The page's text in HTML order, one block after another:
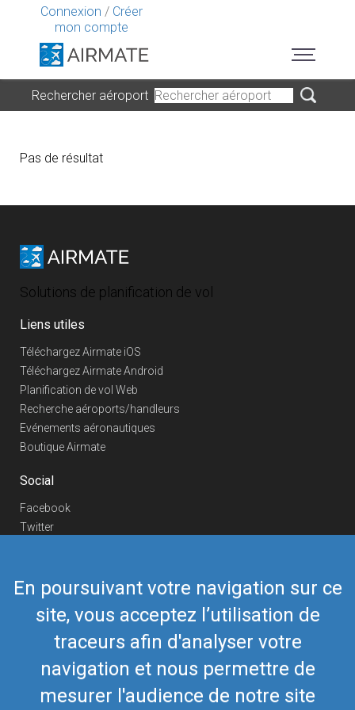
Connexion / Créer
mon compte
En poursuivant votre navigation sur ce
site, vous acceptez l’utilisation de
traceurs afin d'analyser votre
navigation et nous permettre de
mesurer l'audience de notre site
Rechercher aéroport
Pas de résultat
Solutions de planification de vol
Liens utiles
Téléchargez Airmate iOS
Téléchargez Airmate Android
Planification de vol Web
Recherche aéroports/handleurs
Evénements aéronautiques
Boutique Airmate
Social
Facebook
Twitter
Telegram
Nous contacter
Téléphone Europe +352 26441835
Téléphone US/Canada
418-592-8862
airmate@airmate.aero
(c) Myriel Aviation SA